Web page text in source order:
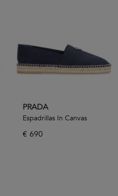
PRADA
Espadrillas In Canvas
€ 690